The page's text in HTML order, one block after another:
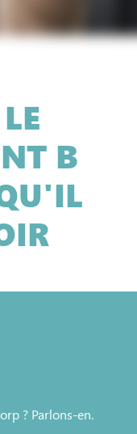
B
? Parlons-en.